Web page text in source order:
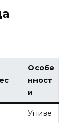
Особе
нност
и
Униве